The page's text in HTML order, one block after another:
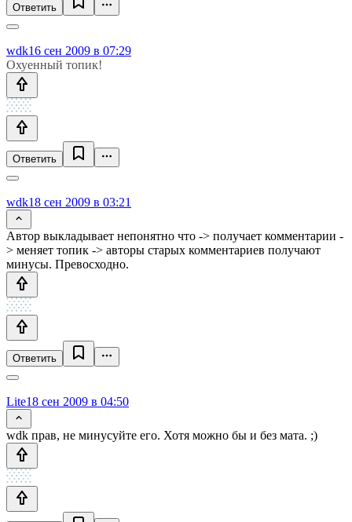
Ответить
wdk16 сен 2009 в 07:29
Охуенный топик!
Ответить
wdk18 сен 2009 в 03:21
Автор выкладывает непонятно что -> получает комментарии -
> меняет топик -> авторы старых комментариев получают
минусы. Превосходно.
Ответить
Lite18 сен 2009 в 04:50
wdk прав, не минусуйте его. Хотя можно бы и без мата. ;)